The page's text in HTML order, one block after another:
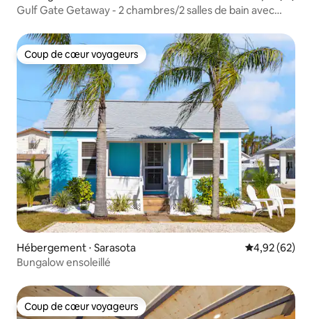
Gulf Gate Getaway - 2 chambres/2 salles de bain avec
Coup de cœur voyageurs
Coup de cœur voyageurs
Hébergement ⋅ Sarasota Évaluation
4,92 (62)
Bungalow ensoleillé
Coup de cœur voyageurs
Coup de cœur voyageurs